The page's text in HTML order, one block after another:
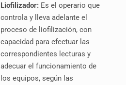
Liofilizador:Es el operario que
controla y lleva adelante el
proceso de liofilización, con
capacidad para efectuar las
correspondientes lecturas y
adecuar el funcionamiento de
los equipos, según las